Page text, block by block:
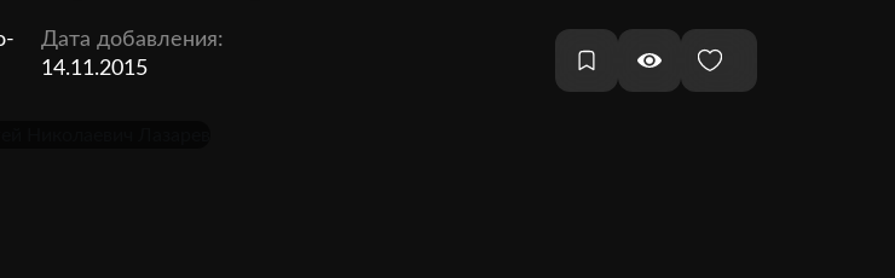
Дата добавления:
14.11.2015